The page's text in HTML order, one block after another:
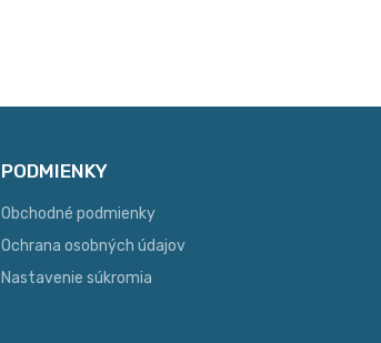
PODMIENKY
Obchodné podmienky
Ochrana osobných údajov
Nastavenie súkromia